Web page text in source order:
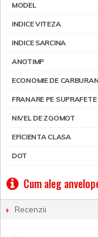
MODEL
INDICE VITEZA
INDICE SARCINA
ANOTIMP
ECONOMIE DE
FRANARE PE SUPRAFETE
NIVEL DE ZGOMOT
EFICIENTA CLASA
DOT
Cum aleg
Recenzii